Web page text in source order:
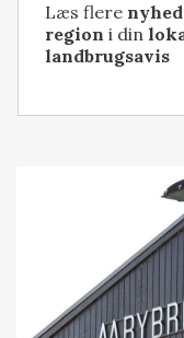
Læs flere
region i din
landbrugsavis